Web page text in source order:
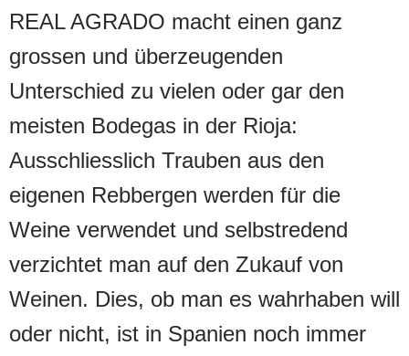
REAL AGRADO macht einen ganz
grossen und überzeugenden
Unterschied zu vielen oder gar den
meisten Bodegas in der Rioja:
Ausschliesslich Trauben aus den
eigenen Rebbergen werden für die
Weine verwendet und selbstredend
verzichtet man auf den Zukauf von
Weinen. Dies, ob man es wahrhaben will
oder nicht, ist in Spanien noch immer